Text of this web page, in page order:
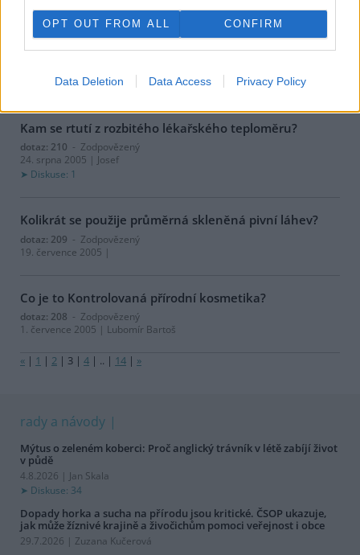
OPT OUT FROM ALL CONFIRM
Data Deletion Data Access Privacy Policy
Plynové vytápění pro obytný dům
7. listopadu 2005 | Karel Novák
Kam se rtutí z rozbitého lékařského teploměru?
dotaz: 210 - Zodpovězený
24. srpna 2005 | Josef
Diskuse: 1
Kolikrát se použije průměrná skleněná pivní láhev?
dotaz: 209 - Zodpovězený
19. července 2005 |
Co je to Kontrolovaná přírodní kosmetika?
dotaz: 208 - Zodpovězený
1. července 2005 | Lubomír Bartoš
« | 1 | 2 | 3 | 4 | .. | 14 | »
rady a návody
Mýtus o zeleném koberci: Proč anglický trávník v létě zabíjí život
v půdě
4.8.2026 | Jan Skala
Diskuse: 34
Dopady horka a sucha na přírodu jsou kritické. ČSOP ukazuje,
jak může žíznivé krajině a živočichům pomoci veřejnost i obce
29.7.2026 | Zuzana Kučerová